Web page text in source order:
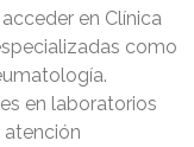
en Clínica
como
en laboratorios